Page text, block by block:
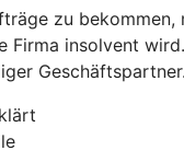
zu bekommen,
Firma insolvent
Geschäftspartner.